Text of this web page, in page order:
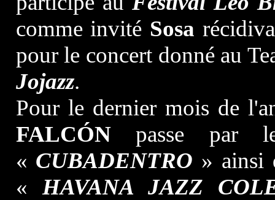
comme invité Sosa
pour le concert donné au
Jojazz.
Pour le dernier mois de
FALCÓNpasse par
« CUBADENTRO » ainsi
« HAVANA JAZZ